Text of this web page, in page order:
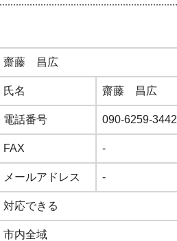
齋藤 昌広
氏名 齋藤 昌広
電話番号 090-6259-3442
FAX -
メールアドレス -
対応できる
市内全域